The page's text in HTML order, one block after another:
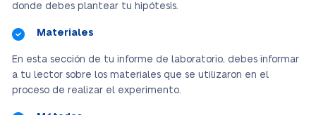
donde debes plantear tu hipótesis.
Materiales
En esta sección de tu informe de laboratorio, debes informar
a tu lector sobre los materiales que se utilizaron en el
proceso de realizar el experimento.